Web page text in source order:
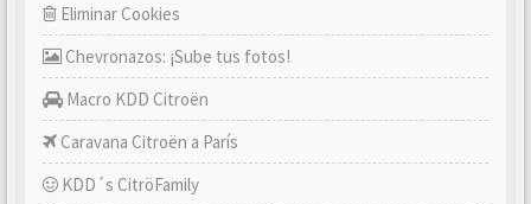
Eliminar Cookies
Chevronazos: ¡Sube tus fotos!
Macro KDD Citroën
Caravana Citroën a París
KDD´s CitröFamily